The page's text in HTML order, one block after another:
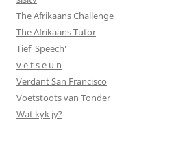
The Afrikaans Challenge
The Afrikaans Tutor
Tief 'Speech'
v e t s e u n
Verdant San Francisco
Voetstoots van Tonder
Wat kyk jy?